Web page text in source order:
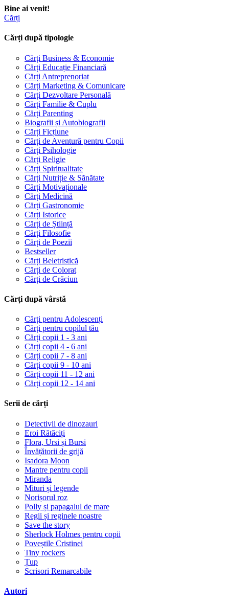
Bine ai venit!
Cărți
Cărți după tipologie
Cărți Business & Economie
Cărți Educație Financiară
Cărți Antreprenoriat
Cărți Marketing & Comunicare
Cărți Dezvoltare Personală
Cărți Familie & Cuplu
Cărți Parenting
Biografii și Autobiografii
Cărți Ficțiune
Cărți de Aventură pentru Copii
Cărți Psihologie
Cărți Religie
Cărți Spiritualitate
Cărți Nutriție & Sănătate
Cărți Motivaționale
Cărți Medicină
Cărți Gastronomie
Cărți Istorice
Cărți de Știință
Cărți Filosofie
Cărți de Poezii
Bestseller
Cărți Beletristică
Cărți de Colorat
Cărți de Crăciun
Cărți după vârstă
Cărți pentru Adolescenți
Cărți pentru copilul tău
Cărți copii 1 - 3 ani
Cărți copii 4 - 6 ani
Cărți copii 7 - 8 ani
Cărți copii 9 - 10 ani
Cărți copii 11 - 12 ani
Cărți copii 12 - 14 ani
Serii de cărți
Detectivii de dinozauri
Eroi Rătăciți
Flora, Ursi și Bursi
Învățătorii de grijă
Isadora Moon
Mantre pentru copii
Miranda
Mituri și legende
Norișorul roz
Polly și papagalul de mare
Regii și reginele noastre
Save the story
Sherlock Holmes pentru copii
Poveștile Cristinei
Tiny rockers
Țup
Scrisori Remarcabile
Autori